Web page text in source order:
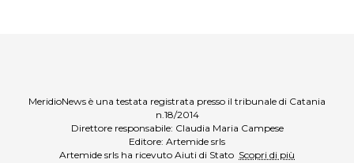
MeridioNews è una testata registrata presso il tribunale di Catania
n.18/2014
Direttore responsabile: Claudia Maria Campese
Editore: Artemide srls
Artemide srls ha ricevuto Aiuti di Stato Scopri di più